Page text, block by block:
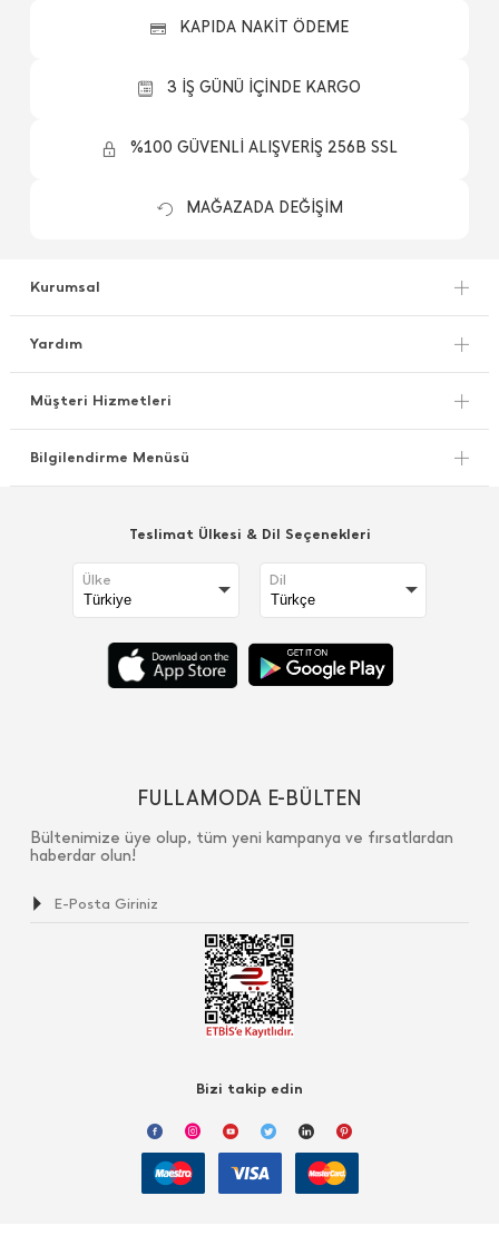
KAPIDA NAKİT ÖDEME
3 İŞ GÜNÜ İÇİNDE KARGO
%100 GÜVENLİ ALIŞVERİŞ 256B SSL
MAĞAZADA DEĞİŞİM
Kurumsal
Yardım
Müşteri Hizmetleri
Bilgilendirme Menüsü
Teslimat Ülkesi & Dil Seçenekleri
Ülke Dil
FULLAMODA E-BÜLTEN
Bültenimize üye olup, tüm yeni kampanya ve fırsatlardan
haberdar olun!
Bizi takip edin